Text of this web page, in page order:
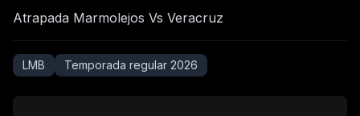
Atrapada Marmolejos Vs Veracruz
LMB Temporada regular 2026